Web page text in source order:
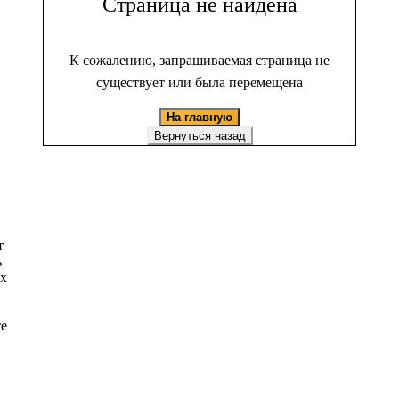
К сожалению, запрашиваемая страница не
существует или была перемещена
На главную
Вернуться назад